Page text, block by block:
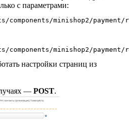
с параметрами:
minishop2/payment/
components/minishop2/
настройки страниц из
— POST.